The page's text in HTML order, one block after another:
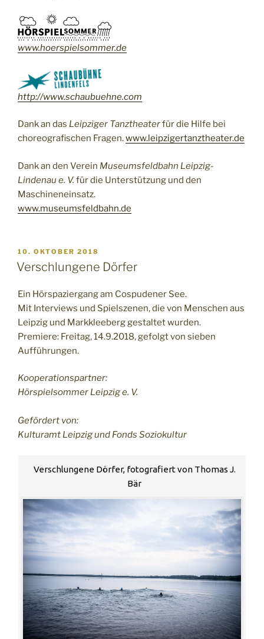
www.hoerspielsommer.de
http://www.schaubuehne.com
Dank an das Leipziger Tanztheaterfür die Hilfe bei
choreografischen Fragen.www.leipzigertanztheater.de
Dank an den Verein Museumsfeldbahn Leipzig-
Lindenau e. V. für die Unterstützung und den
Maschineneinsatz.
www.museumsfeldbahn.de
VERÖFFENTLICHT
AM
10. OKTOBER 2018
Verschlungene Dörfer
Ein Hörspaziergang am Cospudener See.
Mit Interviews und Spielszenen, die von Menschen aus
Leipzig und Markkleeberg gestaltet wurden.
Premiere: Freitag, 14.9.2018, gefolgt von sieben
Aufführungen.
Kooperationspartner:
Hörspielsommer Leipzig e. V.
Gefördert von:
Kulturamt Leipzig und Fonds Soziokultur
Verschlungene Dörfer, fotografiert von Thomas J.
Bär